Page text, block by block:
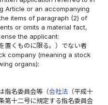
Article or an accompanying
items of paragraph (2) of
or omits a material fact,
the applicant:
置くものに限る。）でない者
company (meaning a stock
organs):
指名委員会等（会社法（平成十
第十二号に規定する指名委員会